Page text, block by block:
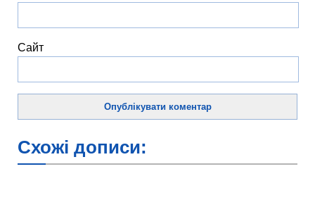
Сайт
Схожі дописи: